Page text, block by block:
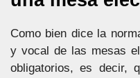
Como bien dice la
y vocal de las mesas
obligatorios, es decir,